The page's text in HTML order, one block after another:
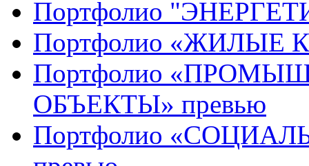
Портфолио
Портфолио «ЖИЛЫЕ
Портфолио
ОБЪЕКТЫ» превью
Портфолио